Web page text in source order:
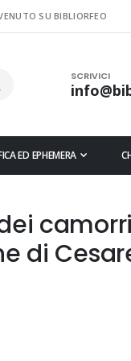
SU BIBLIORFEO
SCRIVICI
ED EPHEMERA
di